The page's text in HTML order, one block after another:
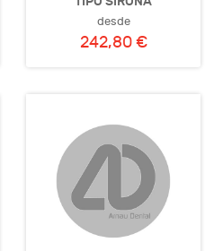
desde
242,80 €